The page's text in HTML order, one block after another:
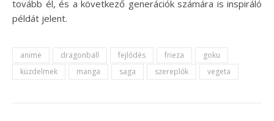
tovább él, és a következő generációk számára is inspiráló
példát jelent.
anime dragonball fejlődés frieza
goku
küzdelmek
manga saga szereplők vegeta